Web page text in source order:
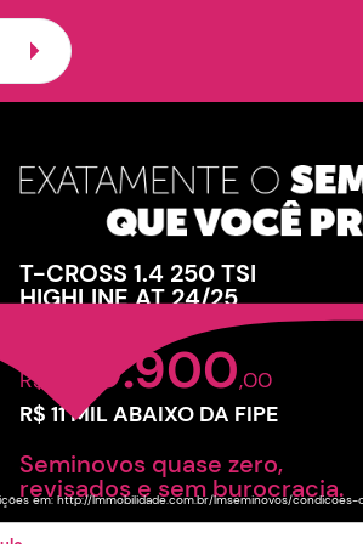
T-CROSS 1.4 250 TSI
HIGHLINE AT 24/25
R$ 129.900,00
R$ 11 MIL ABAIXO DA FIPE
Seminovos quase zero,
revisados e sem burocracia.
em: http://lmmobilidade.com.br/lmseminovos/condicoes-